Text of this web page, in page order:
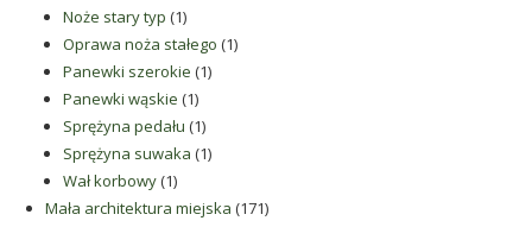
produkt
Noże stary typ 11
produkt
Oprawa noża stałego 11
Panewki szerokie 11
Panewki wąskie 11
produkt
Sprężyna pedału 11
produkt
Sprężyna suwaka 11
Wał korbowy 11
produkt
Mała architektura miejska 171171